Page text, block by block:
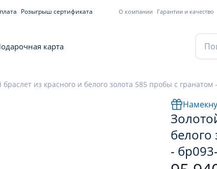
Розыгрыш сертификата О компании Гарантии и качество
карта
браслет из красного и белого золота 585 пробы с гранатом
белого
-